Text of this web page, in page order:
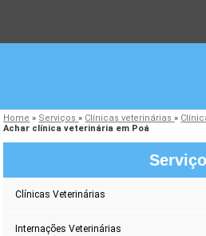
Home » Serviços» Clínicas veterinárias»
Achar clínica veterinária em Poá
Clínicas Veterinárias
Internações Veterinárias